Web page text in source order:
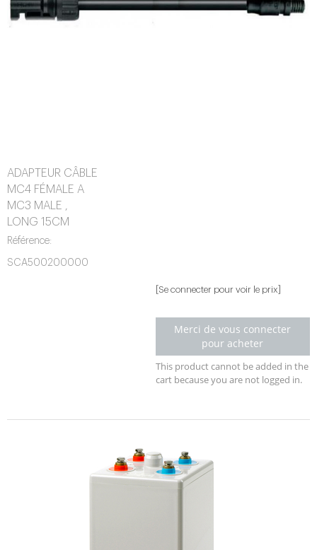
ADAPTEUR CÂBLE
MC4 FÉMALE A
MC3 MALE ,
LONG 15CM
Référence:
SCA500200000
[Se connecter pour voir le prix]
Merci de vous connecter
pour acheter
This product cannot be added in the
cart because you are not logged in.